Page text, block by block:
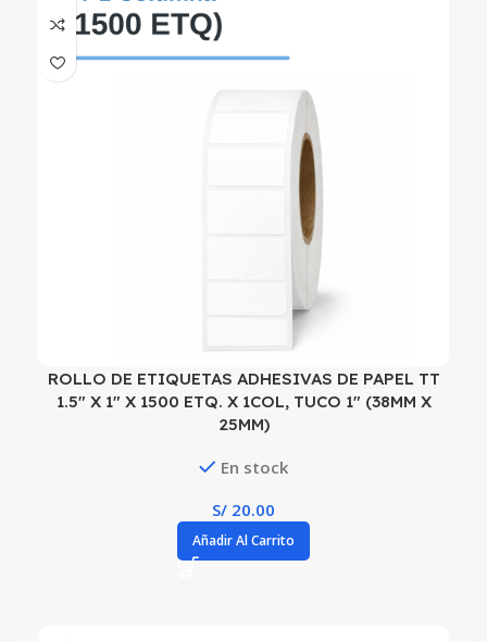
ROLLO DE ETIQUETAS ADHESIVAS DE PAPEL TT
1.5″ X 1″ X 1500 ETQ. X 1COL, TUCO 1″ (38MM X
25MM)
En stock
S/ 20.00
Añadir Al Carrito